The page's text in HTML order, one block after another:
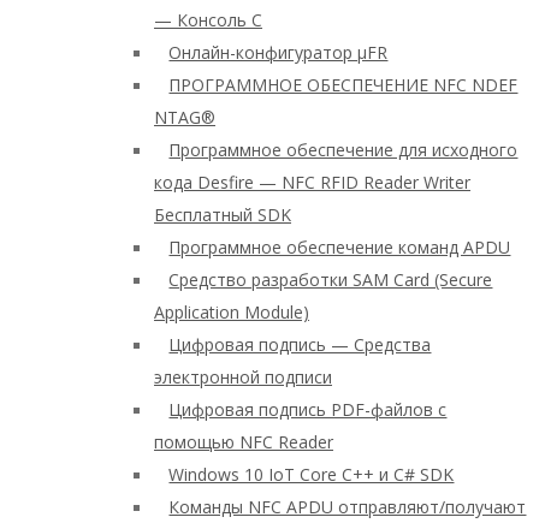
— Консоль C
Онлайн-конфигуратор μFR
ПРОГРАММНОЕ ОБЕСПЕЧЕНИЕ NFC NDEF
NTAG®
Программное обеспечение для исходного
кода Desfire — NFC RFID Reader Writer
Бесплатный SDK
Программное обеспечение команд APDU
Средство разработки SAM Card (Secure
Application Module)
Цифровая подпись — Средства
электронной подписи
Цифровая подпись PDF-файлов с
помощью NFC Reader
Windows 10 IoT Core C++ и C# SDK
Команды NFC APDU отправляют/получают